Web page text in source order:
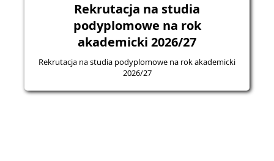
Rekrutacja na studia
podyplomowe na rok
akademicki 2026/27
Rekrutacja na studia podyplomowe na rok akademicki
2026/27